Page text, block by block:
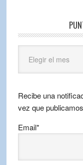
Viajeros
por
Recibe una
vez que
Email*